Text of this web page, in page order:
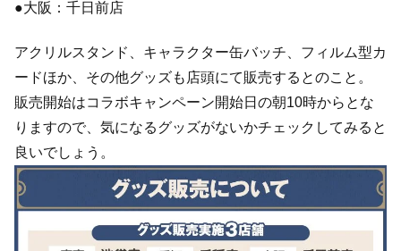
●大阪：千日前店
アクリルスタンド、キャラクター缶バッチ、フィルム型カ
ードほか、その他グッズも店頭にて販売するとのこと。
販売開始はコラボキャンペーン開始日の朝10時からとな
りますので、気になるグッズがないかチェックしてみると
良いでしょう。